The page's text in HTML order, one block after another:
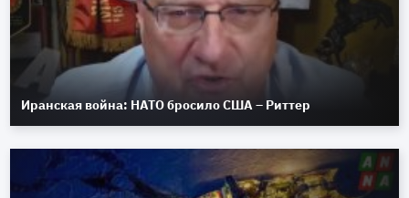
Иранская война: НАТО бросило США – Риттер